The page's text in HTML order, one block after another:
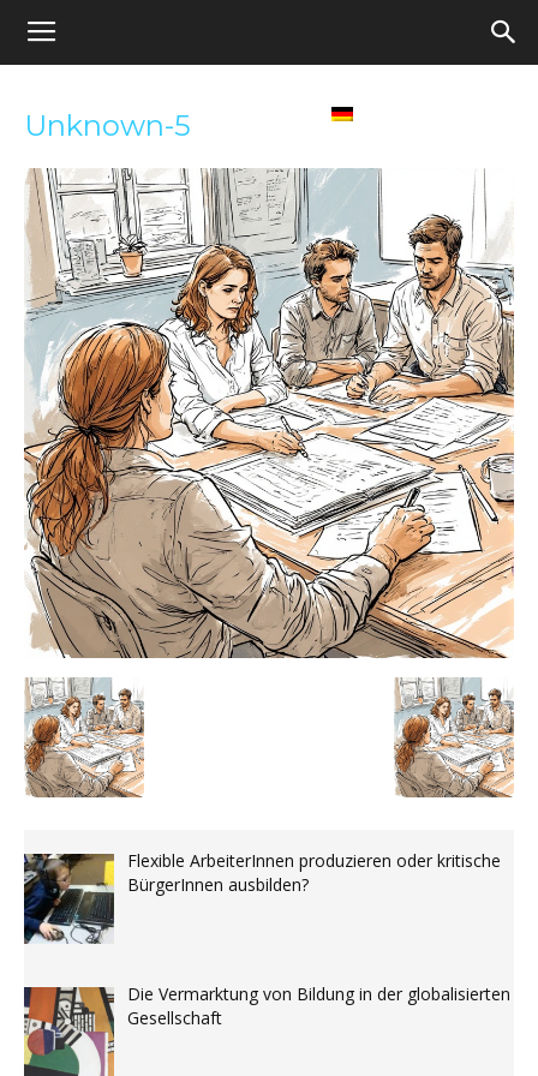
Appel
pour
une
école
démocratique
Unknown-5
Flexible ArbeiterInnen produzieren oder kritische
BürgerInnen ausbilden?
Die Vermarktung von Bildung in der globalisierten
Gesellschaft